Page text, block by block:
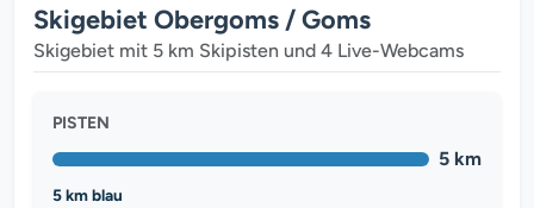
Skigebiet Obergoms / Goms
Skigebiet mit 5 km Skipisten und 4 Live-Webcams
PISTEN
5 km
5 km blau